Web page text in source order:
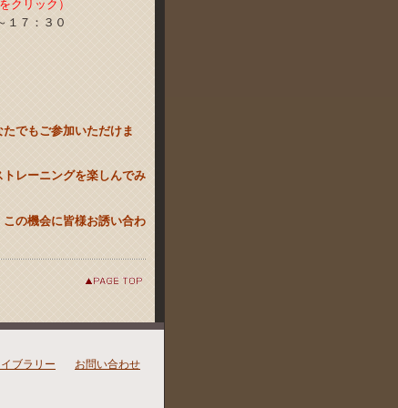
クリック）
１７：３０
でもご参加いただけま
レーニングを楽しんでみ
の機会に皆様お誘い合わ
ブラリー お問い合わせ